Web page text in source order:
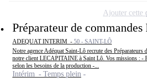
Préparateur de commandes
ADEQUAT INTERIM - 50 - SAINT-LÔ
Notre agence Adéquat Saint-Lô recrute des Préparateurs
notre client LECAPITAINE à Saint Lô. Vos missions : -
selon les besoins de la production -...
Intérim - Temps plein
Ajouter cette